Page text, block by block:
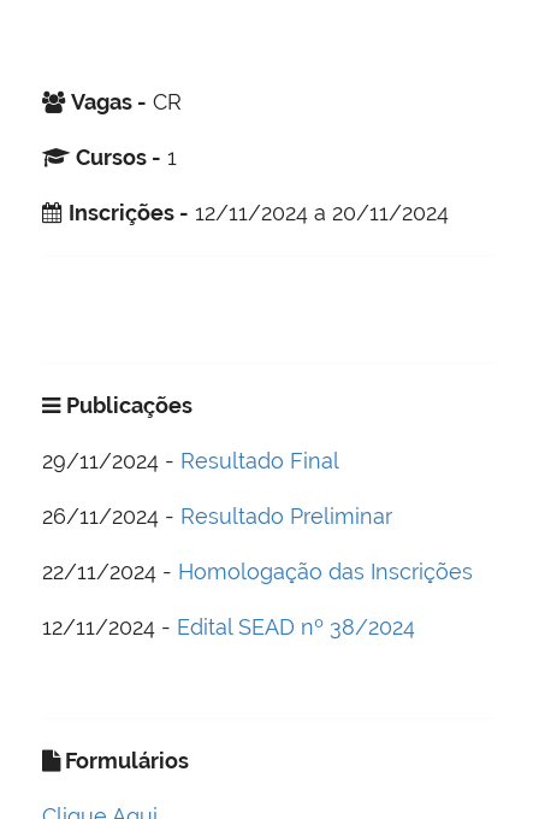
Vagas - CR
Cursos - 1
Inscrições - 12/11/2024 a 20/11/2024
Publicações
29/11/2024 - Resultado Final
26/11/2024 - Resultado Preliminar
22/11/2024 - Homologação das Inscrições
12/11/2024 - Edital SEAD nº 38/2024
Formulários